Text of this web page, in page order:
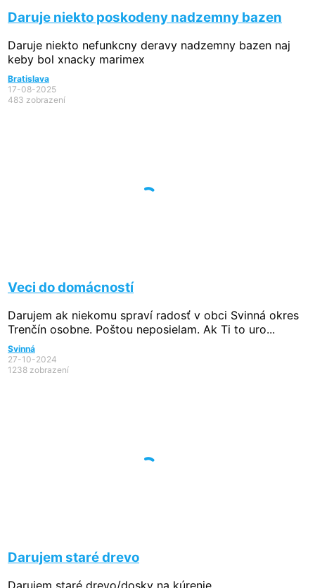
Daruje niekto poskodeny nadzemny bazen
Daruje niekto nefunkcny deravy nadzemny bazen naj
keby bol xnacky marimex
Bratislava
17-08-2025
483 zobrazení
Veci do domácností
Darujem ak niekomu spraví radosť v obci Svinná okres
Trenčín osobne. Poštou neposielam. Ak Ti to uro...
Svinná
27-10-2024
1238 zobrazení
Darujem staré drevo